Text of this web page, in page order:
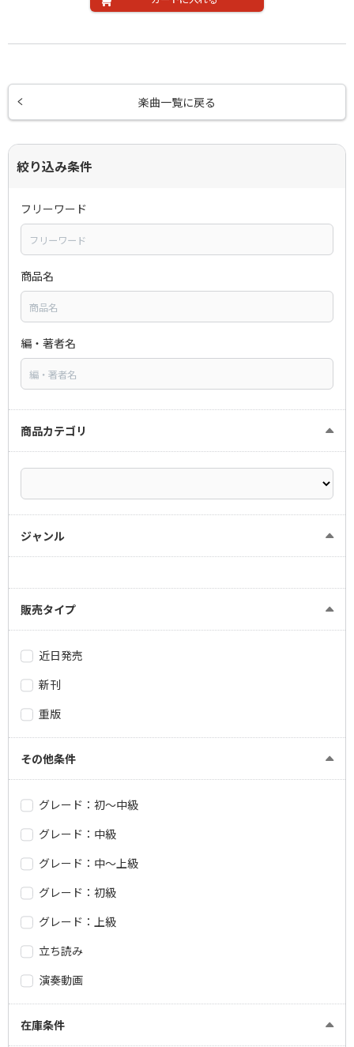
楽曲一覧に戻る
絞り込み条件
フリーワード
商品名
編・著者名
商品カテゴリ
ジャンル
販売タイプ
近日発売
新刊
重版
その他条件
グレード：初～中級
グレード：中級
グレード：中～上級
グレード：初級
グレード：上級
立ち読み
演奏動画
在庫条件